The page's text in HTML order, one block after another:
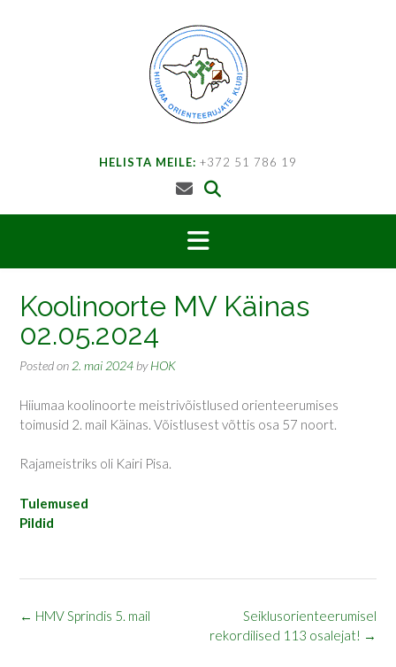
HELISTA MEILE: +372 51 786 19
Koolinoorte MV Käinas
02.05.2024
Posted on 2. mai 2024 byHOK
Hiiumaa koolinoorte meistrivõistlused orienteerumises
toimusid 2. mail Käinas. Võistlusest võttis osa 57 noort.
Rajameistriks oli Kairi Pisa.
Tulemused
Pildid
Post
Seiklusorienteerumisel
rekordilised 113 osalejat! →
← HMV Sprindis 5. mail